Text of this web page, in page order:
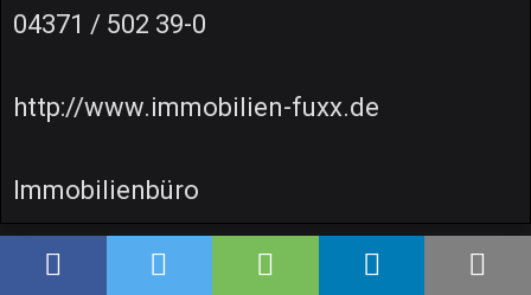
04371 / 502 39-0
http://www.immobilien-fuxx.de
Immobilienbüro